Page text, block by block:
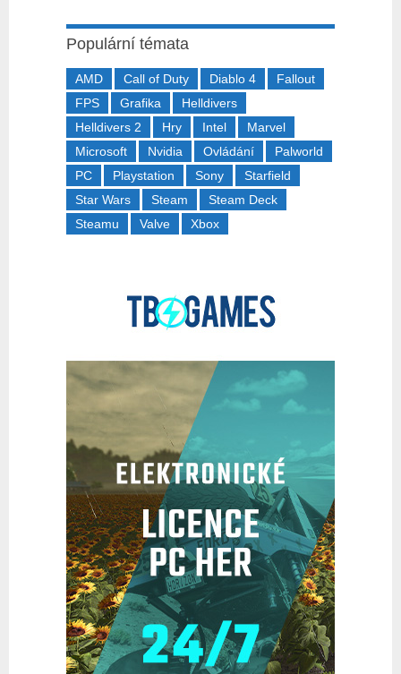
Populární témata
AMD Call of Duty Diablo 4
Fallout
FPS
Grafika
Helldivers
Helldivers 2
Hry Intel
Marvel
Microsoft
Nvidia Ovládání
Palworld
PC
Playstation Sony
Starfield
Star Wars
Steam
Steam Deck
Steamu
Valve Xbox